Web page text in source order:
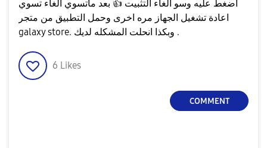
اضغط عليه وسو الغاء التثبيت 👍 بعد ماتسوي الغاء تسوي
اعادة تشغيل الجهاز مره اخرى وحمل التطبيق من متجر
galaxy store. وبكذا انحلت المشكله لديك .
6 Likes
COMMENT